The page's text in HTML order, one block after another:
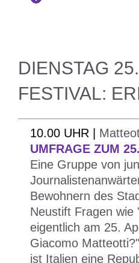
Ist eine Grenze
Brücke? Eine Mauer?
Isabella Bossi Fedrigotti
Corriere della Sera und
über ein universales
Kind des Trentino und
die schon immer von
Meine Noten - ein
DIENSTAG
FESTIVAL:
10.00 UHR |
UMFRAGE ZUM
Eine Gruppe von
Bewohnern des
Neustift Fragen wie
eigentlich am 25.
Giacomo
ist Italien eine